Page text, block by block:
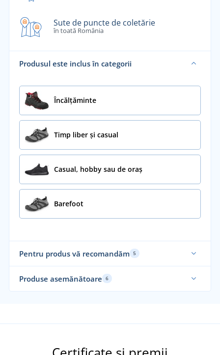
Sute de puncte de coletărie
în toată România
Produsul este inclus în categorii
Încălţăminte
Timp liber și casual
Casual, hobby sau de oraș
Barefoot
Pentru produs vă recomandăm 5
Produse asemănătoare 6